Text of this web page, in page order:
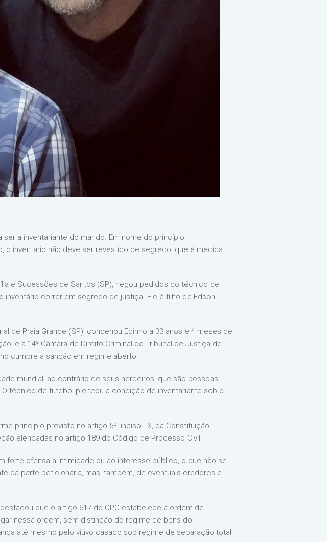
a inventariante do marido. Em nome do princípio
inventário não deve ser revestido de segredo, que é medida
e Sucessões de Santos (SP), negou pedidos do técnico de
inventário correr em segredo de justiça. Ele é filho de Edson
de Praia Grande (SP), condenou Edinho a 33 anos e 4 meses de
e a 14ª Câmara de Direito Criminal do Tribunal de Justiça de
cumpre a sanção em regime aberto.
mundial, ao contrário de seus herdeiros, que são pessoas
técnico de futebol pleiteou a condição de inventariante sob o
princípio previsto no artigo 5º, inciso LX, da Constituição
elencadas no artigo 189 do Código de Processo Civil.
forte ofensa à intimidade ou ao interesse público, o que não se
da parte peticionária, mas, também, de eventuais credores e
que o artigo 617 do CPC estabelece a ordem de
nessa ordem, sem distinção do regime de bens do
até mesmo pelo viúvo casado sob regime de separação total